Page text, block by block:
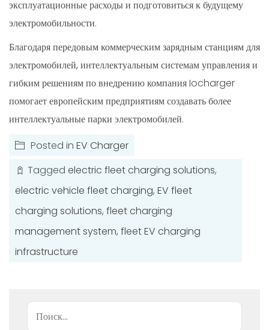
эксплуатационные расходы и подготовиться к будущему
электромобильности.
Благодаря передовым коммерческим зарядным станциям для
электромобилей, интеллектуальным системам управления и
гибким решениям по внедрению компания Iocharger
помогает европейским предприятиям создавать более
интеллектуальные парки электромобилей.
Posted in EV Charger
Tagged electric fleet charging solutions,
electric vehicle fleet charging, EV fleet
charging solutions, fleet charging
management system, fleet EV charging
infrastructure
Поиск